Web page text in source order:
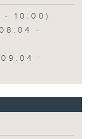
- 10:00)
-
09:04 -